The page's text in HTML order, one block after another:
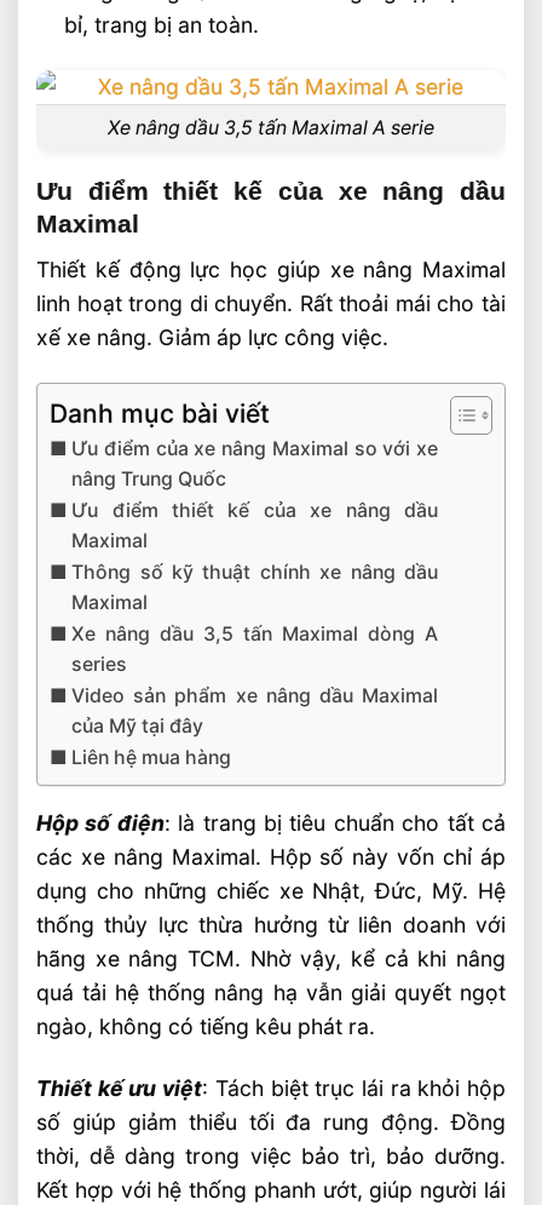
bỉ, trang bị an toàn.
Xe nâng dầu 3,5 tấn Maximal A serie
Ưu điểm thiết kế của xe nâng dầu
Maximal
Thiết kế động lực học giúp xe nâng Maximal
linh hoạt trong di chuyển. Rất thoải mái cho tài
xế xe nâng. Giảm áp lực công việc.
Danh mục bài viết
Ưu điểm của xe nâng Maximal so với xe
nâng Trung Quốc
Ưu điểm thiết kế của xe nâng dầu
Maximal
Thông số kỹ thuật chính xe nâng dầu
Maximal
Xe nâng dầu 3,5 tấn Maximal dòng A
series
Video sản phẩm xe nâng dầu Maximal
của Mỹ tại đây
Liên hệ mua hàng
Hộp số điện: là trang bị tiêu chuẩn cho tất cả
các xe nâng Maximal. Hộp số này vốn chỉ áp
dụng cho những chiếc xe Nhật, Đức, Mỹ. Hệ
thống thủy lực thừa hưởng từ liên doanh với
hãng xe nâng TCM. Nhờ vậy, kể cả khi nâng
quá tải hệ thống nâng hạ vẫn giải quyết ngọt
ngào, không có tiếng kêu phát ra.
Thiết kế ưu việt: Tách biệt trục lái ra khỏi hộp
số giúp giảm thiểu tối đa rung động. Đồng
thời, dễ dàng trong việc bảo trì, bảo dưỡng.
Kết hợp với hệ thống phanh ướt, giúp người lái